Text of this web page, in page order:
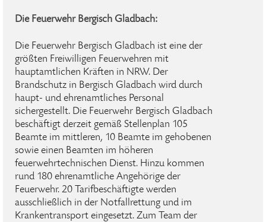
Die Feuerwehr Bergisch Gladbach:
Die Feuerwehr Bergisch Gladbach ist eine der
größten Freiwilligen Feuerwehren mit
hauptamtlichen Kräften in NRW. Der
Brandschutz in Bergisch Gladbach wird durch
haupt- und ehrenamtliches Personal
sichergestellt. Die Feuerwehr Bergisch Gladbach
beschäftigt derzeit gemäß Stellenplan 105
Beamte im mittleren, 10 Beamte im gehobenen
sowie einen Beamten im höheren
feuerwehrtechnischen Dienst. Hinzu kommen
rund 180 ehrenamtliche Angehörige der
Feuerwehr. 20 Tarifbeschäftigte werden
ausschließlich in der Notfallrettung und im
Krankentransport eingesetzt. Zum Team der